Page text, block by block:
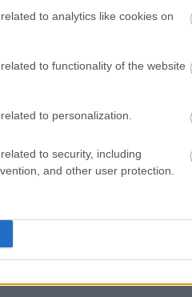
to analytics like cookies on
to functionality of the website
to personalization.
to security, including
and other user protection.
και
λόγω της
της
αντιπαλότητες,
κατά του
18:23